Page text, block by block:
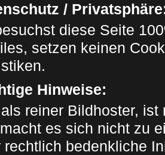
/
diese Seite
setzen keinen
Hinweise:
reiner Bildhoster,
es sich nicht zu
rechtlich bedenkliche